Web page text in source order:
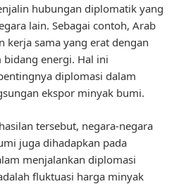
hubungan diplomatik yang
lain. Sebagai contoh, Arab
kerja sama yang erat dengan
bidang energi. Hal ini
diplomasi dalam
ekspor minyak bumi.
tersebut, negara-negara
juga dihadapkan pada
menjalankan diplomasi
fluktuasi harga minyak